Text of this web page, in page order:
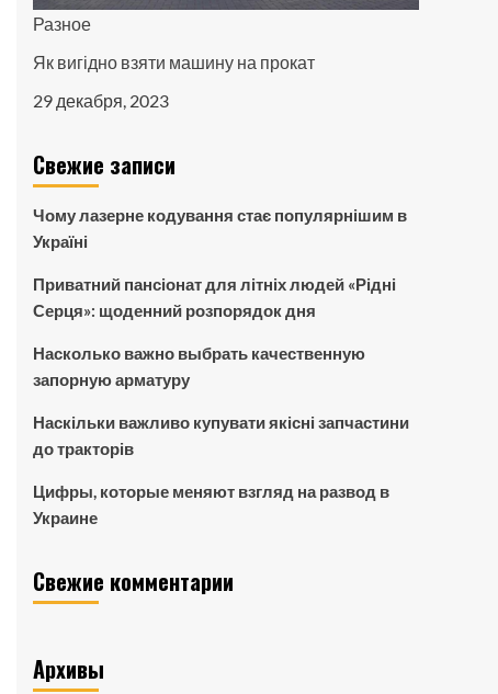
Разное
Як вигідно взяти машину на прокат
29 декабря, 2023
Свежие записи
Чому лазерне кодування стає популярнішим в
Україні
Приватний пансіонат для літніх людей «Рідні
Серця»: щоденний розпорядок дня
Насколько важно выбрать качественную
запорную арматуру
Наскільки важливо купувати якісні запчастини
до тракторів
Цифры, которые меняют взгляд на развод в
Украине
Свежие комментарии
Архивы